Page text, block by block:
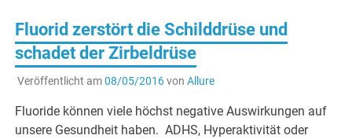
Fluorid zerstört die Schilddrüse und
schadet der Zirbeldrüse
Veröffentlicht am08/05/2016von Allure
Fluoride können viele höchst negative Auswirkungen auf
unsere Gesundheit haben. ADHS, Hyperaktivität oder